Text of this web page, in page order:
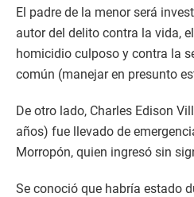
El padre de la menor será
autor del delito contra la vida,
homicidio culposo y contra la
común (manejar en presunto
De otro lado, Charles Edison
años) fue llevado de
Morropón, quien ingresó sin
Se conoció que habría estado